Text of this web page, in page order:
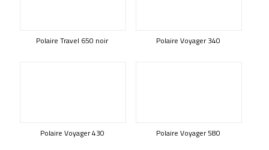
Polaire Travel 650 noir Polaire Voyager 340
Polaire Voyager 430 Polaire Voyager 580